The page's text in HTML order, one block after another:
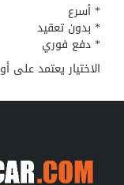
* أسرع
* بدون تعقيد
* دفع فوري
الاختيار يعتمد على